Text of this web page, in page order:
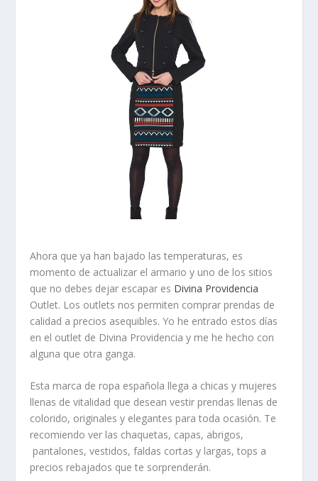
Ahora que ya han bajado las temperaturas, es
momento de actualizar el armario y uno de los sitios
que no debes dejar escapar es Divina Providencia
Outlet. Los outlets nos permiten comprar prendas de
calidad a precios asequibles. Yo he entrado estos días
en el outlet de Divina Providencia y me he hecho con
alguna que otra ganga.
Esta marca de ropa española llega a chicas y mujeres
llenas de vitalidad que desean vestir prendas llenas de
colorido, originales y elegantes para toda ocasión. Te
recomiendo ver las chaquetas, capas, abrigos,
pantalones, vestidos, faldas cortas y largas, tops a
precios rebajados que te sorprenderán.